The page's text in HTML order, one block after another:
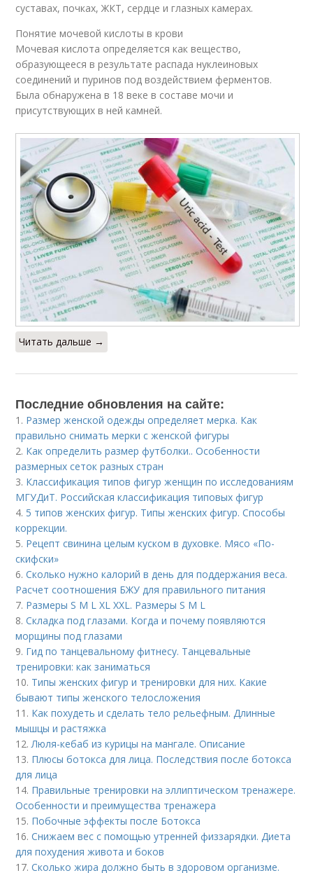
суставах, почках, ЖКТ, сердце и глазных камерах.
Понятие мочевой кислоты в крови
Мочевая кислота определяется как вещество,
образующееся в результате распада нуклеиновых
соединений и пуринов под воздействием ферментов.
Была обнаружена в 18 веке в составе мочи и
присутствующих в ней камней.
Читать дальше →
Последние обновления на сайте:
1. Размер женской одежды определяет мерка. Как
правильно снимать мерки с женской фигуры
2. Как определить размер футболки.. Особенности
размерных сеток разных стран
3. Классификация типов фигур женщин по исследованиям
МГУДиТ. Российская классификация типовых фигур
4. 5 типов женских фигур. Типы женских фигур. Способы
коррекции.
5. Рецепт свинина целым куском в духовке. Мясо «По-
скифски»
6.Сколько нужно калорий в день для поддержания веса.
Расчет соотношения БЖУ для правильного питания
7. Размеры S M L XL XXL. Размеры S M L
8.Складка под глазами. Когда и почему появляются
морщины под глазами
9. Гид по танцевальному фитнесу. Танцевальные
тренировки: как заниматься
10. Типы женских фигур и тренировки для них. Какие
бывают типы женского телосложения
11. Как похудеть и сделать тело рельефным. Длинные
мышцы и растяжка
12.Люля-кебаб из курицы на мангале. Описание
13. Плюсы ботокса для лица. Последствия после ботокса
для лица
14. Правильные тренировки на эллиптическом тренажере.
Особенности и преимущества тренажера
15. Побочные эффекты после Ботокса
16.Снижаем вес с помощью утренней физзарядки. Диета
для похудения живота и боков
17.Сколько жира должно быть в здоровом организме.